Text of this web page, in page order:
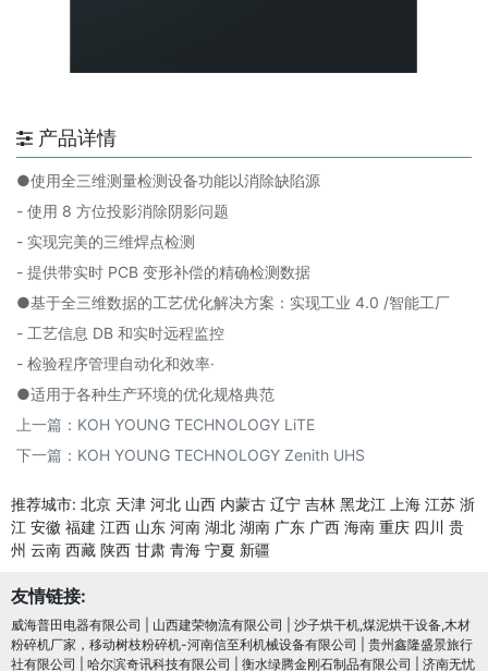
产品详情
●使用全三维测量检测设备功能以消除缺陷源
- 使用 8 方位投影消除阴影问题
- 实现完美的三维焊点检测
- 提供带实时 PCB 变形补偿的精确检测数据
●基于全三维数据的工艺优化解决方案：实现工业 4.0 /智能工厂
- 工艺信息 DB 和实时远程监控
- 检验程序管理自动化和效率·
●适用于各种生产环境的优化规格典范
上一篇： KOH YOUNG TECHNOLOGY LiTE
下一篇： KOH YOUNG TECHNOLOGY Zenith UHS
推荐城市: 北京 天津 河北 山西 内蒙古 辽宁 吉林 黑龙江 上海 江苏 浙
江 安徽 福建 江西 山东 河南 湖北 湖南 广东 广西 海南 重庆 四川 贵
州 云南 西藏 陕西 甘肃 青海 宁夏 新疆
友情链接:
威海普田电器有限公司 山西建荣物流有限公司
沙子烘干机,煤泥烘干设备,木材
粉碎机厂家，移动树枝粉碎机-河南信至利机械设备有限公司
贵州鑫隆盛景旅行
社有限公司
哈尔滨奇讯科技有限公司 衡水绿腾金刚石制品有限公司 济南无忧